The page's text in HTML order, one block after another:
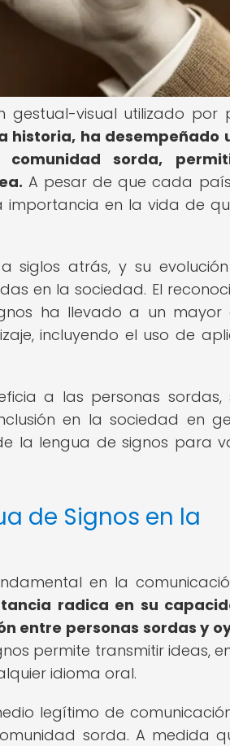
gestual-visual utilizado por
historia, ha desempeñado
sorda,
A pesar de que cada
en la vida de
siglos atrás, y su
en la sociedad. El
ha llevado a un mayor
incluyendo el uso de
a las personas sordas,
en la sociedad en
la lengua de signos para
de Signos en la
en la
radica en su
entre personas sordas y
permite transmitir ideas,
idioma oral.
legítimo de
sorda. A medida